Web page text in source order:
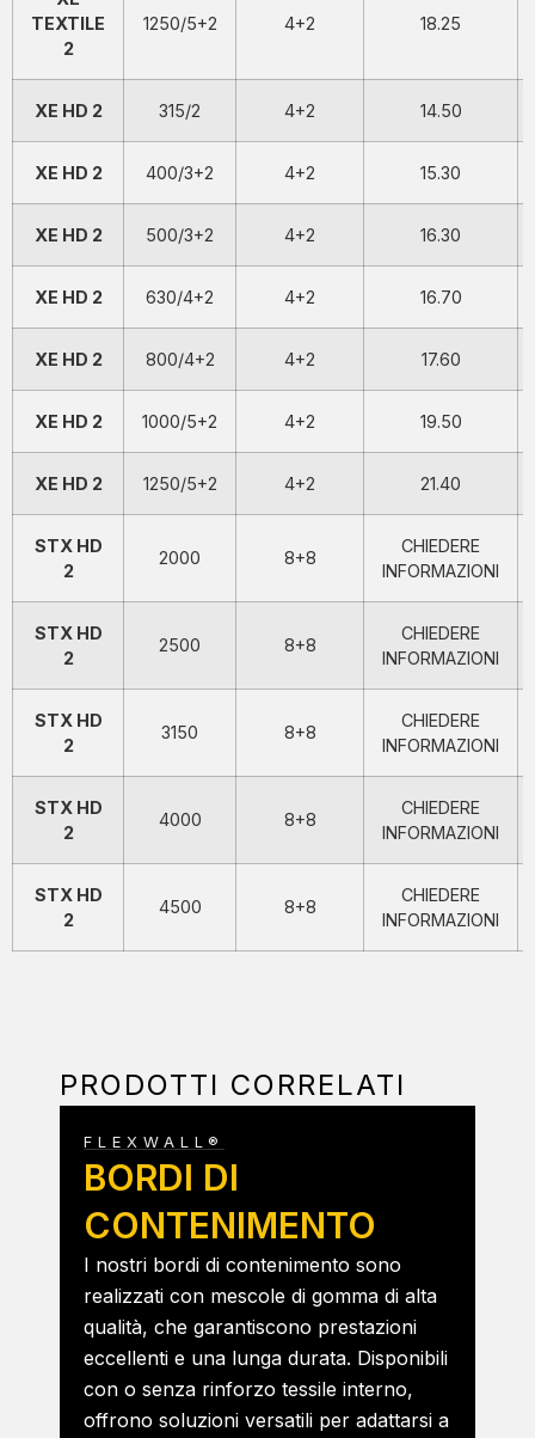
TEXTILE
2
1250/5+2 4+2 18.25
XE HD 2 315/2 4+2 14.50
XE HD 2 400/3+2 4+2 15.30
XE HD 2 500/3+2 4+2 16.30
XE HD 2 630/4+2 4+2 16.70
XE HD 2 800/4+2 4+2 17.60
XE HD 2 1000/5+2 4+2 19.50
XE HD 2 1250/5+2 4+2 21.40
STX HD
2
2000 8+8
CHIEDERE
INFORMAZIONI
STX HD
2
2500 8+8
CHIEDERE
INFORMAZIONI
STX HD
2
3150 8+8
CHIEDERE
INFORMAZIONI
STX HD
2
4000 8+8
CHIEDERE
INFORMAZIONI
STX HD
2
4500 8+8
CHIEDERE
INFORMAZIONI
PRODOTTI CORRELATI
FLEXWALL®
BORDI DI
CONTENIMENTO
I nostri bordi di contenimento sono
realizzati con mescole di gomma di alta
qualità, che garantiscono prestazioni
eccellenti e una lunga durata. Disponibili
con o senza rinforzo tessile interno,
offrono soluzioni versatili per adattarsi a